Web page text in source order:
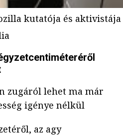
kutatója és aktivistája
zugáról lehet ma már
igénye nélkül
az agy